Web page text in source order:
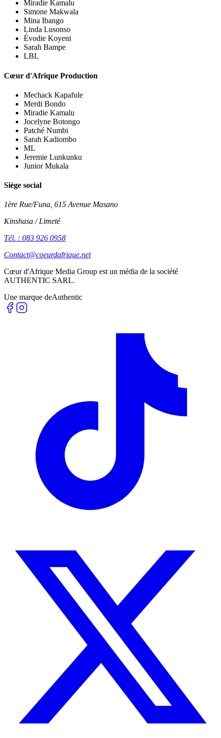
Miradie Kamalu
Simone Makwala
Mina Ibango
Linda Lusonso
Évodie Koyeni
Sarah Bampe
LBL
Cœur d'Afrique Production
Mechack Kapafule
Merdi Bondo
Miradie Kamalu
Jocelyne Botongo
Patché Numbi
Sarah Kadiombo
ML
Jeremie Lunkunku
Junior Mukala
Siège social
1ère Rue/Funa, 615 Avenue Masano
Kinshasa / Limeté
Tél. : 083 926 0958
Contact@coeurdafrique.net
Cœur d'Afrique Media Group est un média de la société
AUTHENTIC SARL.
Une marque deAuthentic